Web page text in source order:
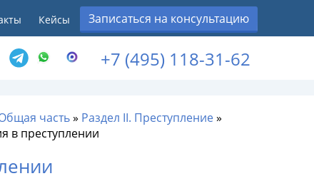
Кейсы Записаться на консультацию
+7 (495) 118-31-62
часть» Раздел II. Преступление»
в преступлении